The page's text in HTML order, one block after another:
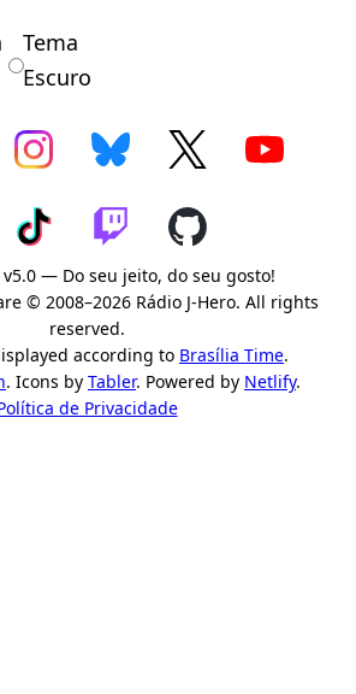
Tema
Escuro
v5.0 — Do seu jeito, do seu gosto!
© 2008–2026 Rádio J-Hero. All rights
reserved.
according to Brasília Time.
. Icons by Tabler. Powered by Netlify.
de Privacidade